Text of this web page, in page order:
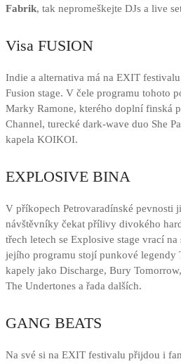
Fabrik, tak nepromeškejte DJs a live
Visa FUSION
Indie a alternativa má na EXIT
Fusion stage. V čele programu tohoto
Marky Ramone, kterého doplní finská
Channel, turecké dark-wave duo She
kapela KOIKOI.
EXPLOSIVE BINA
V příkopech Petrovaradínské pevnosti
návštěvníky čekat přílivy divokého
třech letech se Explosive stage vrací
jejího programu stojí punkové legendy
kapely jako Discharge, Bury
The Undertones a řada dalších.
GANG BEATS
Na své si na EXIT festivalu přijdou i